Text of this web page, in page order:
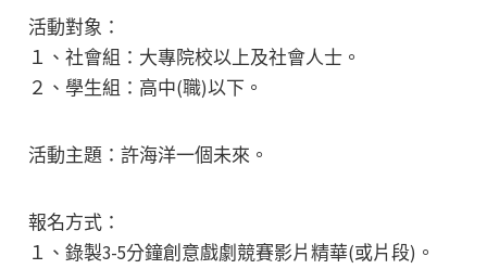
活動對象：
１、社會組：大專院校以上及社會人士。
２、學生組：高中(職)以下。
活動主題：許海洋一個未來。
報名方式：
１、錄製3-5分鐘創意戲劇競賽影片精華(或片段)。